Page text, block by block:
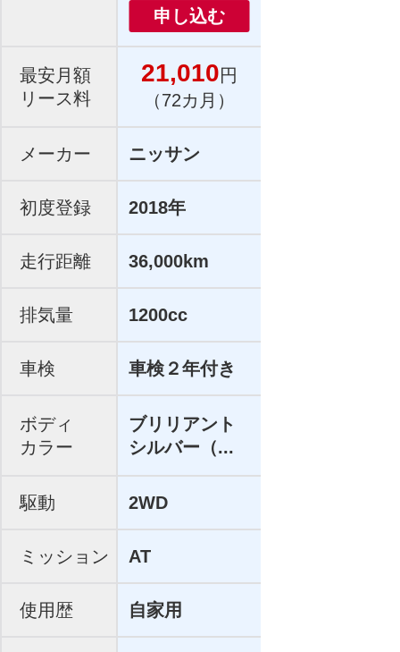
申し込む
最安月額
リース料
21,010円
（72カ月）
メーカー ニッサン
初度登録 2018年
走行距離 36,000km
排気量 1200cc
車検 車検２年付き
ボディ
カラー
ブリリアント
シルバー（...
駆動 2WD
ミッション AT
使用歴 自家用